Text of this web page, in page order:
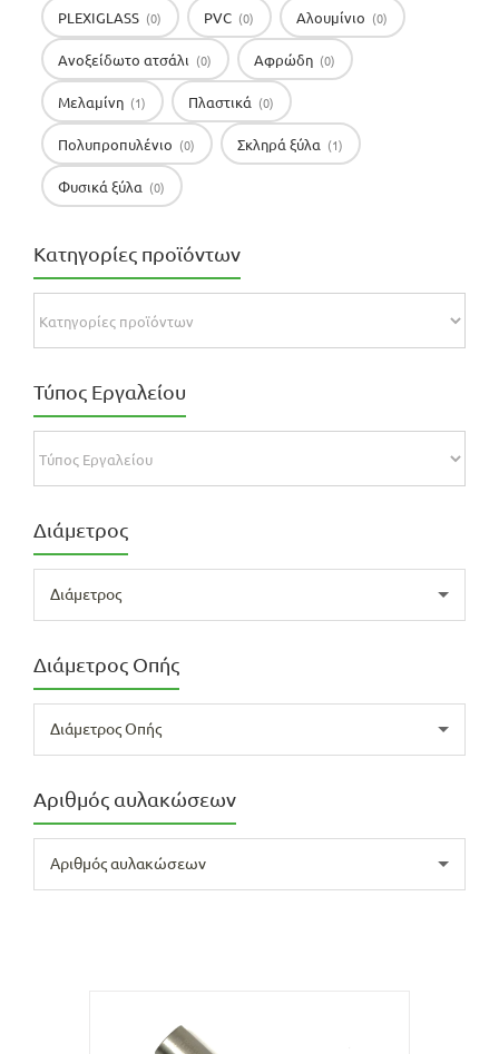
PLEXIGLASS (0) PVC (0) Αλουμίνιο (0)
Ανοξείδωτο ατσάλι (0) Αφρώδη (0)
Μελαμίνη (1) Πλαστικά (0)
Πολυπροπυλένιο (0) Σκληρά ξύλα (1)
Φυσικά ξύλα (0)
Κατηγορίες προϊόντων
Τύπος Εργαλείου
Διάμετρος
Διάμετρος
Διάμετρος Οπής
Διάμετρος Οπής
Αριθμός αυλακώσεων
Αριθμός αυλακώσεων